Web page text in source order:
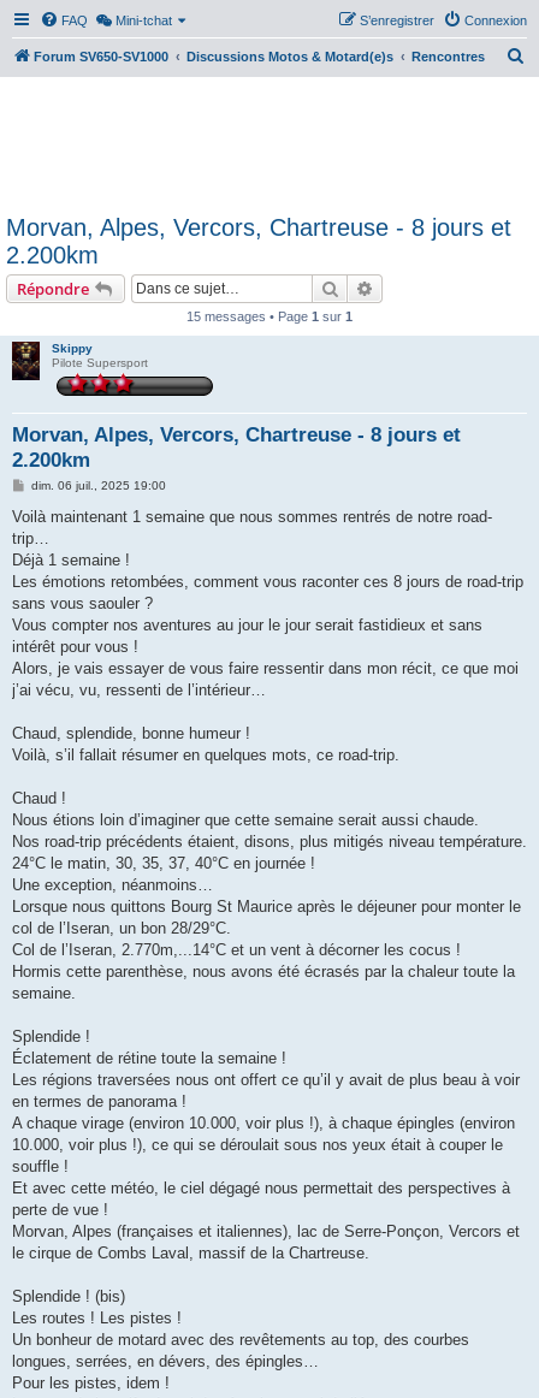
FAQ Mini-tchat Connexion
S’enregistrer
Forum SV650-SV1000 Discussions Motos & Motard(e)s Rencontres
Morvan, Alpes, Vercors, Chartreuse - 8 jours et
2.200km
Répondre Rechercher
15 messages • Page 1 sur 1
Skippy
Pilote Supersport
Morvan, Alpes, Vercors, Chartreuse - 8 jours et
2.200km
M
s
a
g
e
dim. 06 juil., 2025 19:00
Voilà maintenant 1 semaine que nous sommes rentrés de notre road-
trip…
Déjà 1 semaine !
Les émotions retombées, comment vous raconter ces 8 jours de road-trip
sans vous saouler ?
Vous compter nos aventures au jour le jour serait fastidieux et sans
intérêt pour vous !
Alors, je vais essayer de vous faire ressentir dans mon récit, ce que moi
j’ai vécu, vu, ressenti de l’intérieur…
Chaud, splendide, bonne humeur !
Voilà, s’il fallait résumer en quelques mots, ce road-trip.
Chaud !
Nous étions loin d’imaginer que cette semaine serait aussi chaude.
Nos road-trip précédents étaient, disons, plus mitigés niveau température.
24°C le matin, 30, 35, 37, 40°C en journée !
Une exception, néanmoins…
Lorsque nous quittons Bourg St Maurice après le déjeuner pour monter le
col de l’Iseran, un bon 28/29°C.
Col de l’Iseran, 2.770m,...14°C et un vent à décorner les cocus !
Hormis cette parenthèse, nous avons été écrasés par la chaleur toute la
semaine.
Splendide !
Éclatement de rétine toute la semaine !
Les régions traversées nous ont offert ce qu’il y avait de plus beau à voir
en termes de panorama !
A chaque virage (environ 10.000, voir plus !), à chaque épingles (environ
10.000, voir plus !), ce qui se déroulait sous nos yeux était à couper le
souffle !
Et avec cette météo, le ciel dégagé nous permettait des perspectives à
perte de vue !
Morvan, Alpes (françaises et italiennes), lac de Serre-Ponçon, Vercors et
le cirque de Combs Laval, massif de la Chartreuse.
Splendide ! (bis)
Les routes ! Les pistes !
Un bonheur de motard avec des revêtements au top, des courbes
longues, serrées, en dévers, des épingles…
Pour les pistes, idem !